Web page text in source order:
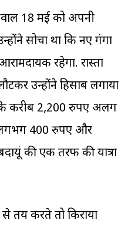
18 मई को अपनी
सोचा था कि नए गंगा
रहेगा. रास्ता
उन्होंने हिसाब लगाया
के करीब 2,200 रुपए अलग
400 रुपए और
की एक तरफ की यात्रा
तय करते तो किराया